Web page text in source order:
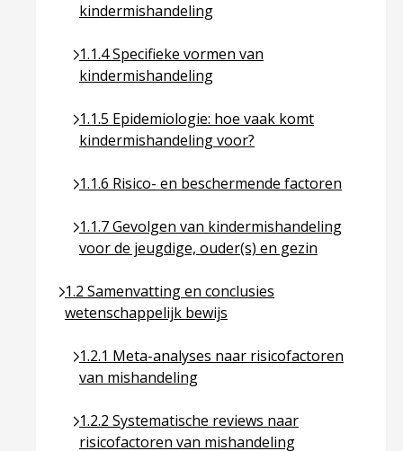
kindermishandeling
1.1.4 Specifieke vormen van
kindermishandeling
Ga naar pagina over 1.1.4 Specifieke vormen van
1.1.5 Epidemiologie: hoe vaak komt
kindermishandeling voor?
Ga naar pagina over 1.1.5 Epidemiologie: hoe
1.1.6 Risico- en beschermende factoren
Ga naar pagina over 1.1.6 Risico- en
1.1.7 Gevolgen van kindermishandeling
voor de jeugdige, ouder(s) en gezin
Ga naar pagina over 1.1.7 Gevolgen van
1.2 Samenvatting en conclusies
wetenschappelijk bewijs
Ga naar pagina over 1.2 Samenvatting en
1.2.1 Meta-analyses naar risicofactoren
van mishandeling
Ga naar pagina over 1.2.1 Meta-analyses naar
1.2.2 Systematische reviews naar
risicofactoren van mishandeling
Ga naar pagina over 1.2.2 Systematische